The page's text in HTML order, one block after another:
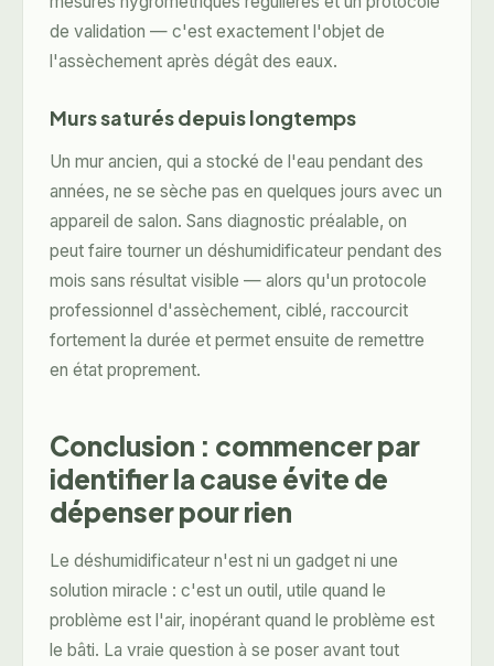
de validation — c'est exactement l'objet de
l'assèchement après dégât des eaux.
Murs saturés depuis longtemps
Un mur ancien, qui a stocké de l'eau pendant des
années, ne se sèche pas en quelques jours avec un
appareil de salon. Sans diagnostic préalable, on
peut faire tourner un déshumidificateur pendant des
mois sans résultat visible — alors qu'un protocole
professionnel d'assèchement, ciblé, raccourcit
fortement la durée et permet ensuite de remettre
en état proprement.
Conclusion : commencer par
identifier la cause évite de
dépenser pour rien
Le déshumidificateur n'est ni un gadget ni une
solution miracle : c'est un outil, utile quand le
problème est l'air, inopérant quand le problème est
le bâti. La vraie question à se poser avant tout